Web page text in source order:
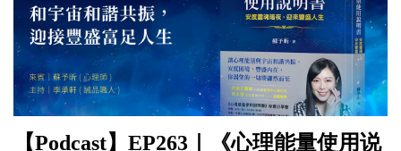
【Podcast】EP263｜《心理能量使用说